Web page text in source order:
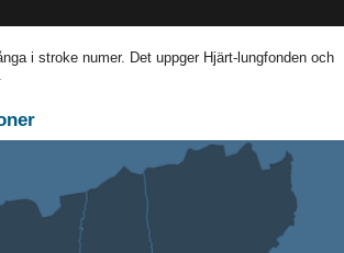
i stroke numer. Det uppger Hjärt-lungfonden och